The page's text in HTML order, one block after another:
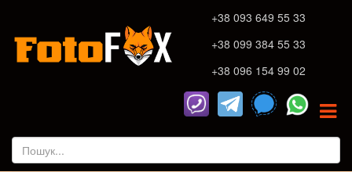
+38 093 649 55 33
+38 099 384 55 33
+38 096 154 99 02